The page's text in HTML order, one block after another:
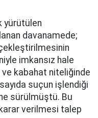
yürütülen
davanamede;
imkansız hale
kabahat niteliğinde
suçun işlendiği
sürülmüştü. Bu
verilmesi talep